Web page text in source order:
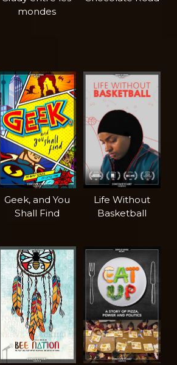
mondes
Geek, and You
Shall Find
Life Without
Basketball